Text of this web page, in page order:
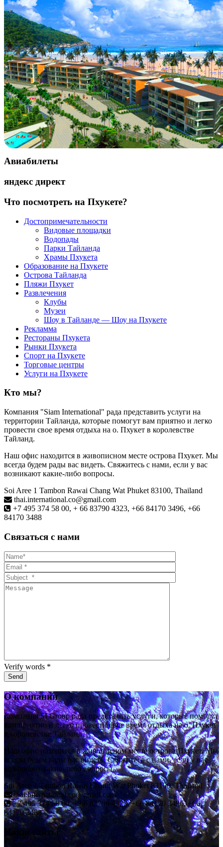
Авиабилеты
яндекс директ
Что посмотреть на Пхукете?
Достопримечательности
Видовые площадки
Водопады
Парки Тайланда
Храмы Пхукета
Образование на Пхукете
Острова Тайланда
Пляжи Пхукет
Развлечения
Клубы
Музеи
Шоу в Тайланде — Шоу на Пхукете
Рекламма
Рестораны Пхукета
Рынки Пхукета
Спорт на Пхукете
Торговые центры
Услуги на Пхукете
Кто мы?
Компания "Siam International" рада представить услуги на
территории Тайланда, которые помогут вам приятно и легко
провести свое время отдыха на о. Пхукет в королевстве
Тайланд.
Наш офис находится в живописном месте острова Пхукет. Мы
всегда будем рады вас видеть. Свяжитесь с нами, если у вас
возникают какие-либо вопросы.
Soi Aree 1 Tambon Rawai Chang Wat Phuket 83100, Thailand
thai.international.co@gmail.com
+7 495 374 58 00, + 66 83790 4323, +66 84170 3496, +66
84170 3488
Связаться с нами
Verify words *
О компании
Компания SI Group рада представить услуги, которые помогут
вам приятно и легко провести свое время отдыха на о. Пхукет
в королевстве Тайланд.
Наш офис находится в живописном месте острова Пхукет. Мы
всегда будем рады вас видеть. Свяжитесь с нами, если у вас
возникают какие-либо вопросы.
Soi Aree 1 Tambon Rawai Chang Wat Phuket 83100, Thailand
thai.international.co@gmail.com
+7 495 374 58 00, + 66 83790 4323, +66 84170 3496, +66
84170 3488
Наши сайты